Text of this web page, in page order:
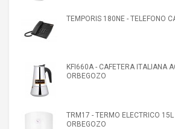
TEMPORIS 180NE - TELEFONO
KFI660A - CAFETERA ITALIANA
ORBEGOZO
TRM17 - TERMO ELECTRICO
ORBEGOZO